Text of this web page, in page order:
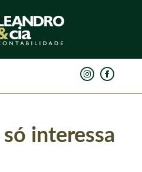
só interessa